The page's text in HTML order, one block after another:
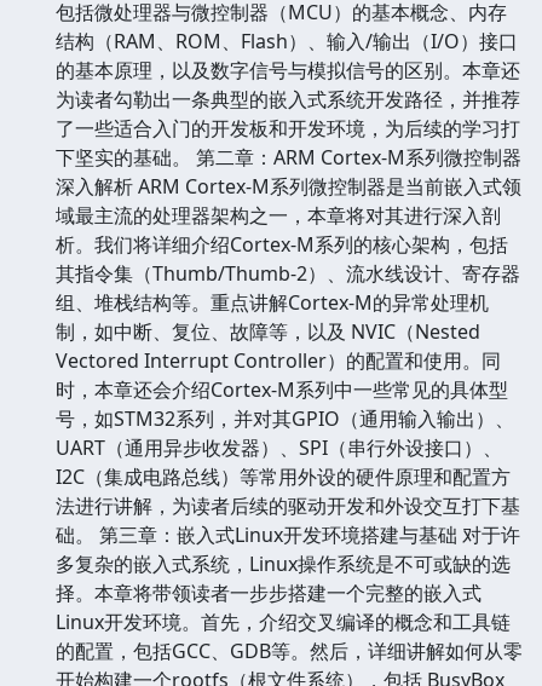
包括微处理器与微控制器（MCU）的基本概念、内存
结构（RAM、ROM、Flash）、输入/输出（I/O）接口
的基本原理，以及数字信号与模拟信号的区别。本章还
为读者勾勒出一条典型的嵌入式系统开发路径，并推荐
了一些适合入门的开发板和开发环境，为后续的学习打
下坚实的基础。 第二章：ARM Cortex-M系列微控制器
深入解析 ARM Cortex-M系列微控制器是当前嵌入式领
域最主流的处理器架构之一，本章将对其进行深入剖
析。我们将详细介绍Cortex-M系列的核心架构，包括
其指令集（Thumb/Thumb-2）、流水线设计、寄存器
组、堆栈结构等。重点讲解Cortex-M的异常处理机
制，如中断、复位、故障等，以及 NVIC（Nested
Vectored Interrupt Controller）的配置和使用。同
时，本章还会介绍Cortex-M系列中一些常见的具体型
号，如STM32系列，并对其GPIO（通用输入输出）、
UART（通用异步收发器）、SPI（串行外设接口）、
I2C（集成电路总线）等常用外设的硬件原理和配置方
法进行讲解，为读者后续的驱动开发和外设交互打下基
础。 第三章：嵌入式Linux开发环境搭建与基础 对于许
多复杂的嵌入式系统，Linux操作系统是不可或缺的选
择。本章将带领读者一步步搭建一个完整的嵌入式
Linux开发环境。首先，介绍交叉编译的概念和工具链
的配置，包括GCC、GDB等。然后，详细讲解如何从零
开始构建一个rootfs（根文件系统），包括 BusyBox